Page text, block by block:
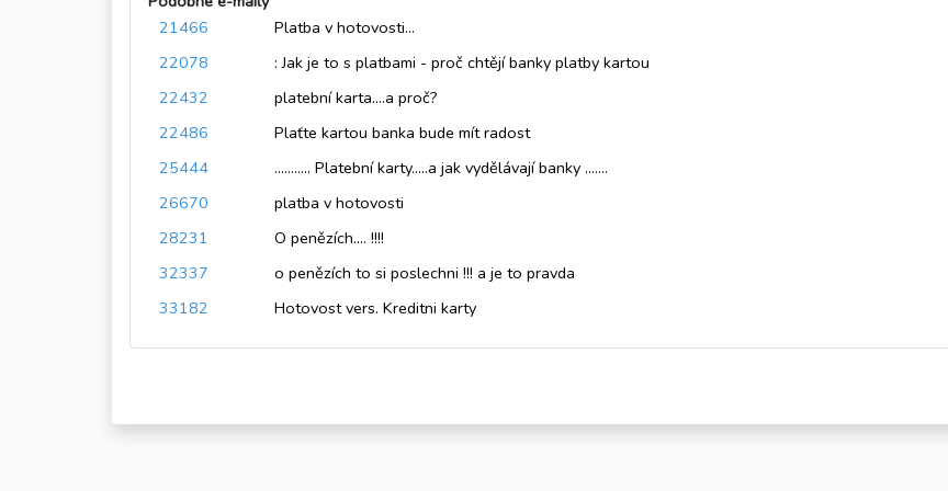
21466
Platba v hotovosti...
22078
: Jak je to s platbami - proč chtějí banky platby kartou
22432
platební karta....a proč?
22486
Plaťte kartou banka bude mít radost
25444
........... Platební karty.....a jak vydělávají banky .......
26670
platba v hotovosti
28231
O penězích.... !!!!
32337
o penězích to si poslechni !!! a je to pravda
33182
Hotovost vers. Kreditni karty